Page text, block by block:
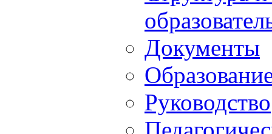
Документы
Руководство